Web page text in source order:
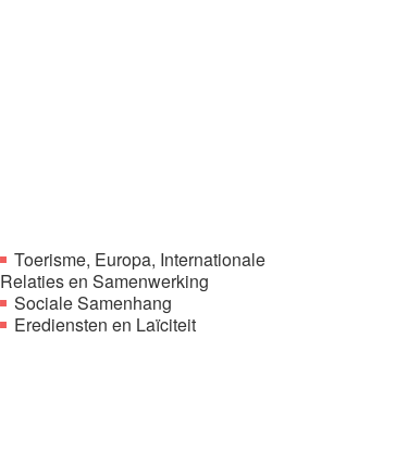
Toerisme, Europa, Internationale
Relaties en Samenwerking
Sociale Samenhang
Erediensten en Laïciteit